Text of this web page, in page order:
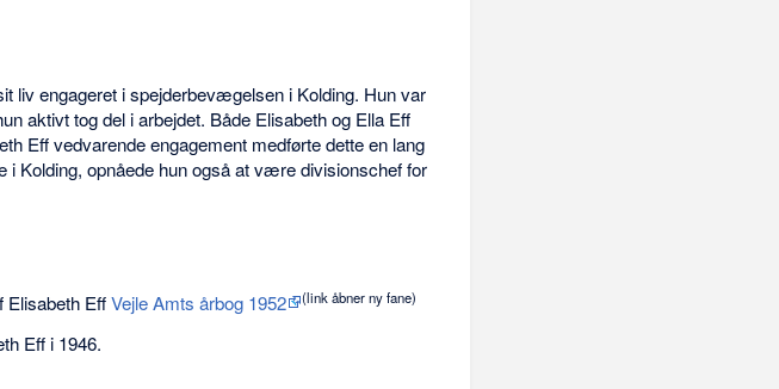
liv engageret i spejderbevægelsen i Kolding. Hun var
aktivt tog del i arbejdet. Både Elisabeth og Ella Eff
Eff vedvarende engagement medførte dette en lang
Kolding, opnåede hun også at være divisionschef for
Elisabeth EffVejle Amts årbog 1952 (link åbner ny fane)
Eff i 1946.